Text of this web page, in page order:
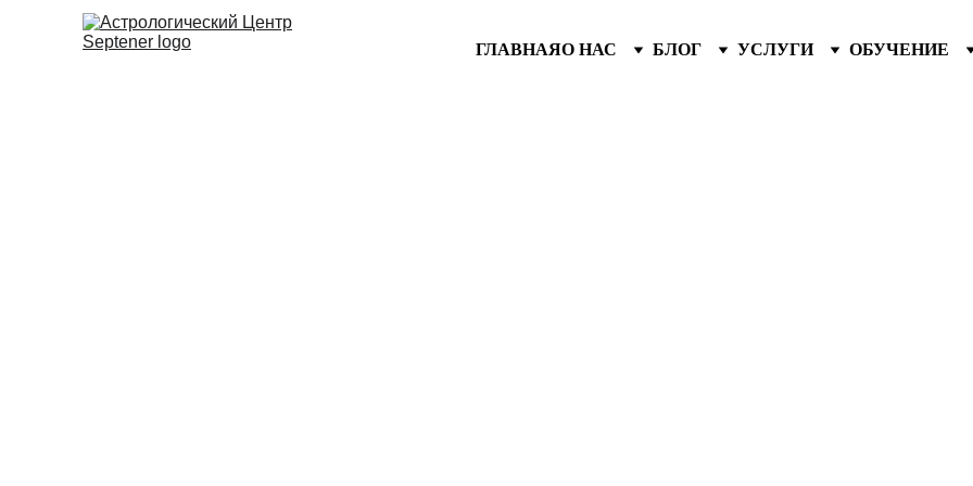
ГЛАВНАЯО НАС БЛОГ УСЛУГИ ОБУЧЕНИЕ